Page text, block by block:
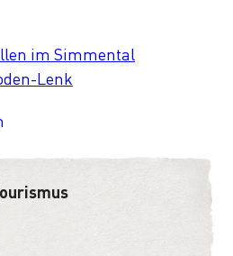
im Simmental
Lenk